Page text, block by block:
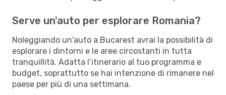
Serve un'auto per esplorare Romania?
Noleggiando un'auto a Bucarest avrai la possibilità di
esplorare i dintorni e le aree circostanti in tutta
tranquillità. Adatta l’itinerario al tuo programma e
budget, soprattutto se hai intenzione di rimanere nel
paese per più di una settimana.